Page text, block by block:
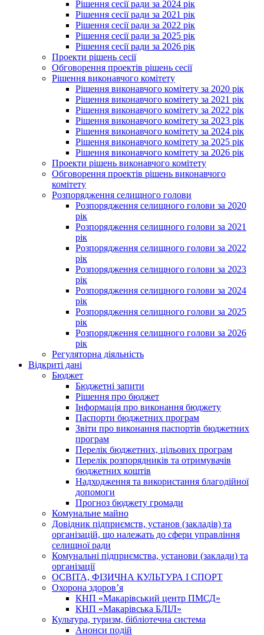
Рішення сесії ради за 2024 рік
Рішення сесії ради за 2021 рік
Рішення сесії ради за 2022 рік
Рішення сесії ради за 2025 рік
Рішення сесії ради за 2026 рік
Проекти рішень сесії
Обговорення проектів рішень сесії
Рішення виконавчого комітету
Рішення виконавчого комітету за 2020 рік
Рішення виконавчого комітету за 2021 рік
Рішення виконавчого комітету за 2022 рік
Рішення виконавчого комітету за 2023 рік
Рішення виконавчого комітету за 2024 рік
Рішення виконавчого комітету за 2025 рік
Рішення виконавчого комітету за 2026 рік
Проекти рішень виконавчого комітету
Обговорення проектів рішень виконавчого
комітету
Розпорядження селищного голови
Розпорядження селищного голови за 2020
рік
Розпорядження селищного голови за 2021
рік
Розпорядження селищного голови за 2022
рік
Розпорядження селищного голови за 2023
рік
Розпорядження селищного голови за 2024
рік
Розпорядження селищного голови за 2025
рік
Розпорядження селищного голови за 2026
рік
Регуляторна діяльність
Відкриті дані
Бюджет
Бюджетні запити
Рішення про бюджет
Інформація про виконання бюджету
Паспорти бюджетних програм
Звіти про виконання паспортів бюджетних
програм
Перелік бюджетних, цільових програм
Перелік розпорядників та отримувачів
бюджетних коштів
Надходження та використання благодійної
допомоги
Прогноз бюджету громади
Комунальне майно
Довідник підприємств, установ (закладів) та
організацій, що належать до сфери управління
селищної ради
Комунальні підприємства, установи (заклади) та
організації
ОСВІТА, ФІЗИЧНА КУЛЬТУРА І СПОРТ
Охорона здоров’я
КНП «Макарівський центр ПМСД»
КНП «Макарівська БЛІЛ»
Культура, туризм, бібліотечна система
Анонси подій